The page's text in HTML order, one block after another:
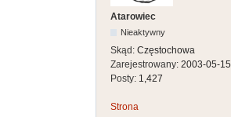
Atarowiec
Nieaktywny
Skąd: Częstochowa
Zarejestrowany: 2003-05-15
Posty: 1,427
Strona